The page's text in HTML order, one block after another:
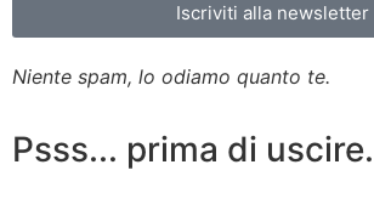
Iscriviti alla newsletter
Niente spam, lo odiamo quanto te.
Psss... prima di